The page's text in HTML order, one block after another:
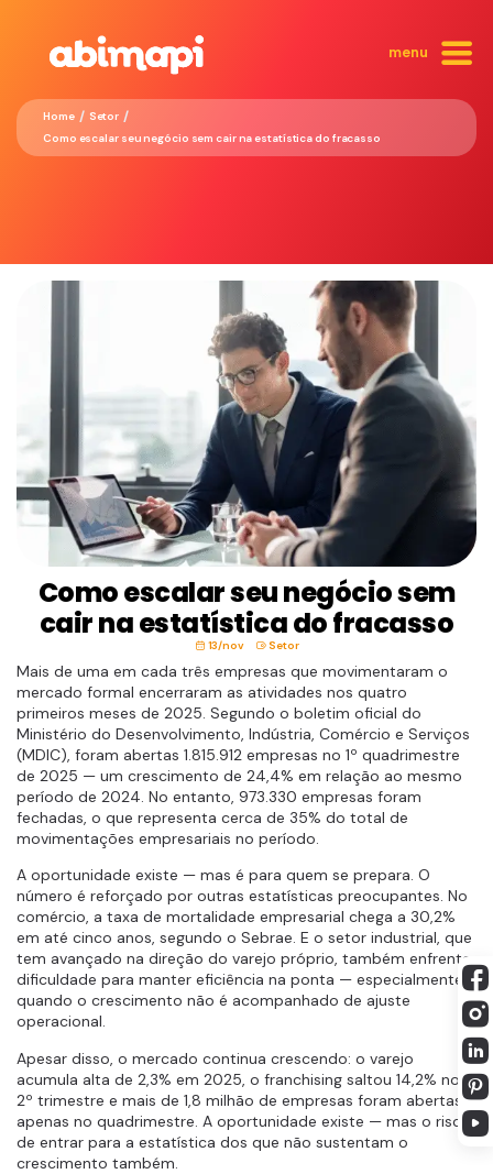
menu
Home / Setor /
Como escalar seu negócio sem cair na estatística do fracasso
Como escalar seu negócio sem
cair na estatística do fracasso
13/nov Setor
Mais de uma em cada três empresas que movimentaram o
mercado formal encerraram as atividades nos quatro
primeiros meses de 2025. Segundo o boletim oficial do
Ministério do Desenvolvimento, Indústria, Comércio e Serviços
(MDIC), foram abertas 1.815.912 empresas no 1º quadrimestre
de 2025 — um crescimento de 24,4% em relação ao mesmo
período de 2024. No entanto, 973.330 empresas foram
fechadas, o que representa cerca de 35% do total de
movimentações empresariais no período.
A oportunidade existe — mas é para quem se prepara. O
número é reforçado por outras estatísticas preocupantes. No
comércio, a taxa de mortalidade empresarial chega a 30,2%
em até cinco anos, segundo o Sebrae. E o setor industrial, que
tem avançado na direção do varejo próprio, também enfrenta
dificuldade para manter eficiência na ponta — especialmente
quando o crescimento não é acompanhado de ajuste
operacional.
Apesar disso, o mercado continua crescendo: o varejo
acumula alta de 2,3% em 2025, o franchising saltou 14,2% no
2º trimestre e mais de 1,8 milhão de empresas foram abertas
apenas no quadrimestre. A oportunidade existe — mas o risco
de entrar para a estatística dos que não sustentam o
crescimento também.